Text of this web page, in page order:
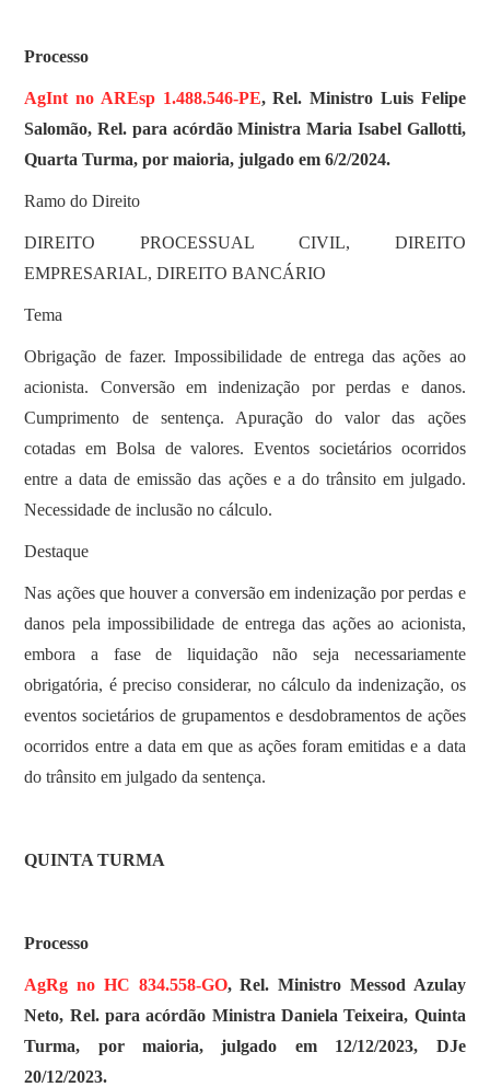
Processo
AgInt no AREsp 1.488.546-PE, Rel. Ministro Luis Felipe
Salomão, Rel. para acórdão Ministra Maria Isabel Gallotti,
Quarta Turma, por maioria, julgado em 6/2/2024.
Ramo do Direito
DIREITO PROCESSUAL CIVIL, DIREITO
EMPRESARIAL, DIREITO BANCÁRIO
Tema
Obrigação de fazer. Impossibilidade de entrega das ações ao
acionista. Conversão em indenização por perdas e danos.
Cumprimento de sentença. Apuração do valor das ações
cotadas em Bolsa de valores. Eventos societários ocorridos
entre a data de emissão das ações e a do trânsito em julgado.
Necessidade de inclusão no cálculo.
Destaque
Nas ações que houver a conversão em indenização por perdas e
danos pela impossibilidade de entrega das ações ao acionista,
embora a fase de liquidação não seja necessariamente
obrigatória, é preciso considerar, no cálculo da indenização, os
eventos societários de grupamentos e desdobramentos de ações
ocorridos entre a data em que as ações foram emitidas e a data
do trânsito em julgado da sentença.
QUINTA TURMA
Processo
AgRg no HC 834.558-GO, Rel. Ministro Messod Azulay
Neto, Rel. para acórdão Ministra Daniela Teixeira, Quinta
Turma, por maioria, julgado em 12/12/2023, DJe
20/12/2023.